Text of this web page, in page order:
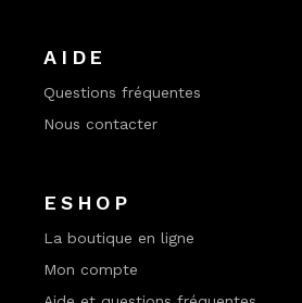
AIDE
Questions fréquentes
Nous contacter
ESHOP
La boutique en ligne
Mon compte